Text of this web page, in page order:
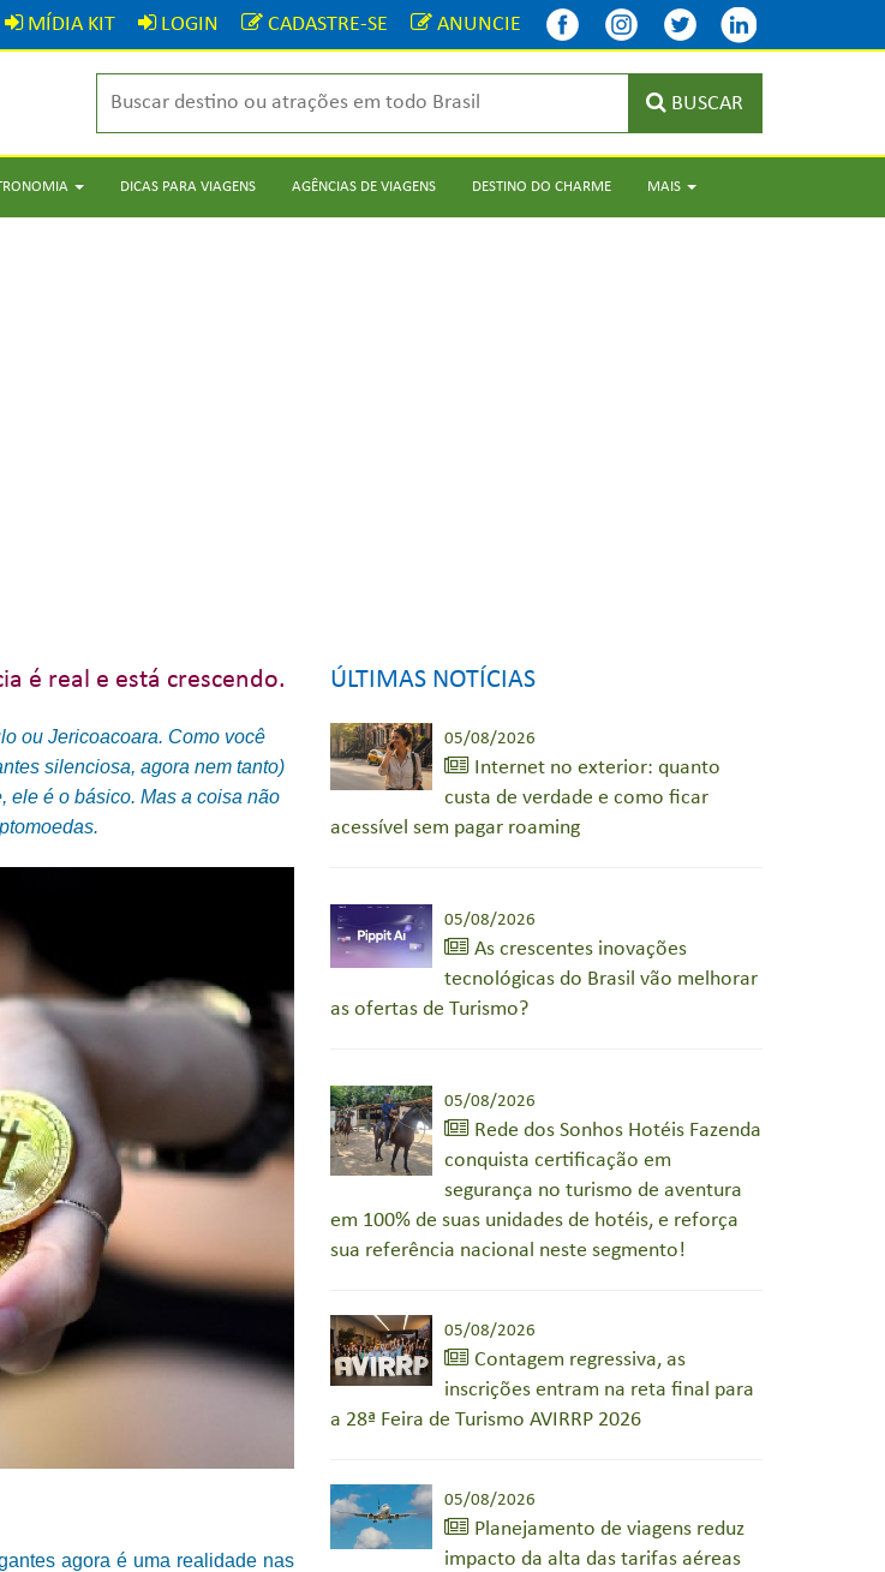
MÍDIA KIT LOGIN CADASTRE-SE ANUNCIE
BUSCAR
DICAS PARA VIAGENS AGÊNCIAS DE VIAGENS DESTINO DO CHARME MAIS
é real e está crescendo.
ou Jericoacoara. Como você
silenciosa, agora nem tanto)
ele é o básico. Mas a coisa não
agora é uma realidade nas
ÚLTIMAS NOTÍCIAS
05/08/2026
Internet no exterior: quanto
custa de verdade e como ficar
acessível sem pagar roaming
05/08/2026
As crescentes inovações
tecnológicas do Brasil vão melhorar
as ofertas de Turismo?
05/08/2026
Rede dos Sonhos Hotéis Fazenda
conquista certificação em
segurança no turismo de aventura
em 100% de suas unidades de hotéis, e reforça
sua referência nacional neste segmento!
05/08/2026
Contagem regressiva, as
inscrições entram na reta final para
a 28ª Feira de Turismo AVIRRP 2026
05/08/2026
Planejamento de viagens reduz
impacto da alta das tarifas aéreas